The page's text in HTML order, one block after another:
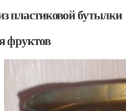
пластиковой бутылки
фруктов